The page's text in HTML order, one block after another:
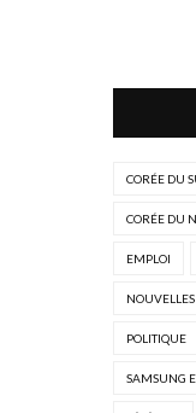
CORÉE DU
CORÉE DU
EMPLOI
POLITIQUE
SAMSUNG